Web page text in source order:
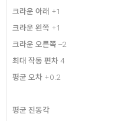
크라운 아래 +1
크라운 왼쪽 +1
크라운 오른쪽 –2
최대 작동 편차4
평균 오차 +0.2
평균 진동각